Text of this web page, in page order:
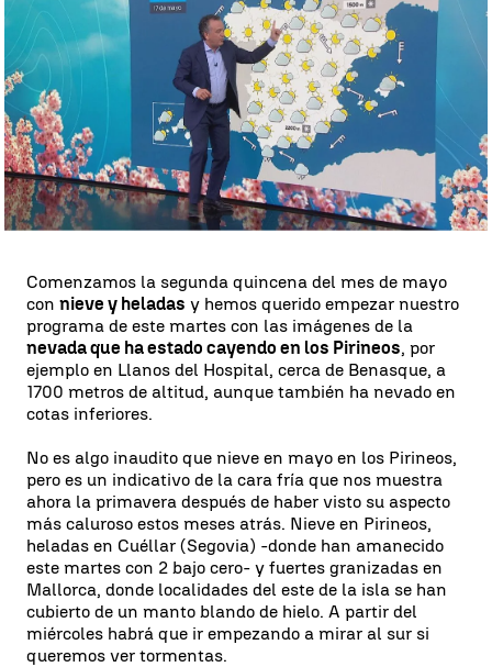
Roberto Brasero
Publicado:
16 de mayo de 2023, 18:59
WhatsappFacebook
X Linkedin
Comenzamos la segunda quincena del mes de mayo
con nieve y heladas y hemos querido empezar nuestro
programa de este martes con las imágenes de la
nevada que ha estado cayendo en los Pirineos, por
ejemplo en Llanos del Hospital, cerca de Benasque, a
1700 metros de altitud, aunque también ha nevado en
cotas inferiores.
No es algo inaudito que nieve en mayo en los Pirineos,
pero es un indicativo de la cara fría que nos muestra
ahora la primavera después de haber visto su aspecto
más caluroso estos meses atrás. Nieve en Pirineos,
heladas en Cuéllar (Segovia) -donde han amanecido
este martes con 2 bajo cero- y fuertes granizadas en
Mallorca, donde localidades del este de la isla se han
cubierto de un manto blando de hielo. A partir del
miércoles habrá que ir empezando a mirar al sur si
queremos ver tormentas.